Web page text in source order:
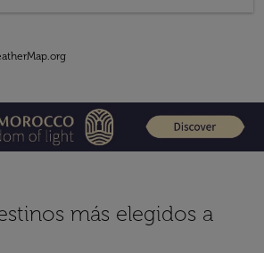
más elegidos a